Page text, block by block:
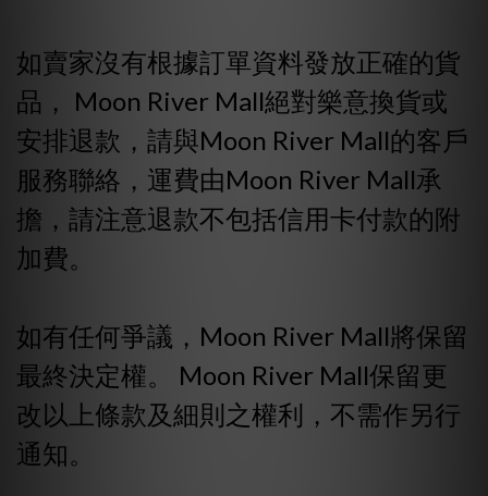
如賣家沒有根據訂單資料發放正確的貨
品， Moon River Mall絕對樂意換貨或
安排退款，請與Moon River Mall的客戶
服務聯絡，運費由Moon River Mall承
擔，請注意退款不包括信用卡付款的附
加費。
如有任何爭議，Moon River Mall將保留
最終決定權。 Moon River Mall保留更
改以上條款及細則之權利，不需作另行
通知。